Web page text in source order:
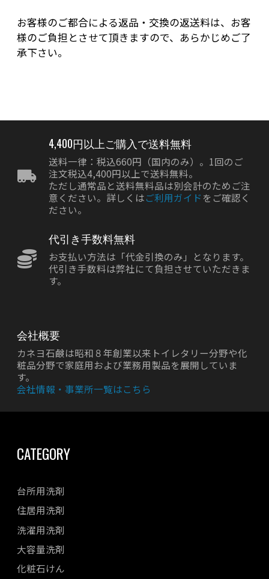
お客様のご都合による返品・交換の返送料は、お客
様のご負担とさせて頂きますので、あらかじめご了
承下さい。
4,400円以上ご購入で送料無料
送料一律：税込660円（国内のみ）。1回のご
注文税込4,400円以上で送料無料。
ただし通常品と送料無料品は別会計のためご注
意ください。詳しくはご利用ガイド をご確認く
ださい。
代引き手数料無料
お支払い方法は「代金引換のみ」となります。
代引き手数料は弊社にて負担させていただきま
す。
会社概要
カネヨ石鹸は昭和８年創業以来トイレタリー分野や化
粧品分野で家庭用および業務用製品を展開していま
す。
会社情報・事業所一覧はこちら
CATEGORY
台所用洗剤
住居用洗剤
洗濯用洗剤
大容量洗剤
化粧石けん